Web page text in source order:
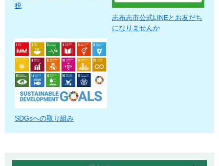
税
志布志市公式LINEとお友だち
になりませんか
SDGsへの取り組み